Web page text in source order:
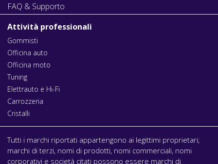
FAQ & Supporto
Attività professionali
Gommisti
Officina auto
Officina moto
Tuning
Elettrauto e Hi-Fi
Carrozzeria
Cristalli
Tutti i marchi riportati appartengono ai legittimi proprietari;
marchi di terzi, nomi di prodotti, nomi commerciali, nomi
corporativi e società citati possono essere marchi di